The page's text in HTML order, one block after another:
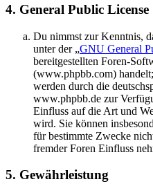
4. General Public License
Du nimmst zur Kenntnis,
unter der „GNU General
bereitgestellten Foren-
(www.phpbb.com)
werden durch die
www.phpbb.de zur
Einfluss auf die Art und
wird. Sie können
für bestimmte Zwecke
fremder Foren Einfluss
5. Gewährleistung